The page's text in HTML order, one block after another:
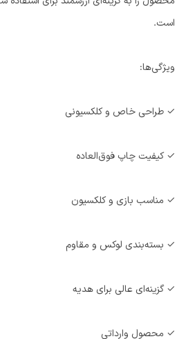
است.
ویژگی‌ها:
✓ طراحی خاص و کلکسیونی
✓ کیفیت چاپ فوق‌العاده
✓ مناسب بازی و کلکسیون
✓ بسته‌بندی لوکس و مقاوم
✓ گزینه‌ای عالی برای هدیه
✓ محصول وارداتی